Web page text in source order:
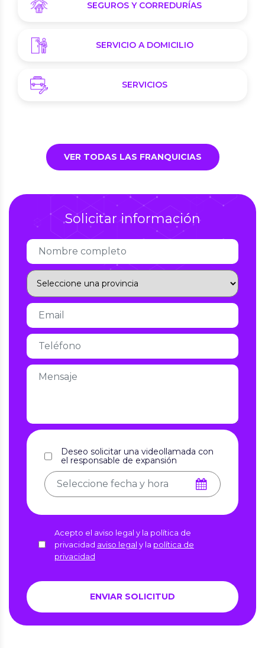
SEGUROS Y CORREDURÍAS
SERVICIO A DOMICILIO
SERVICIOS
VER TODAS LAS FRANQUICIAS
Solicitar información
Deseo solicitar una videollamada con
el responsable de expansión
Acepto el aviso legal y la política de
privacidad aviso legal y la política de
privacidad